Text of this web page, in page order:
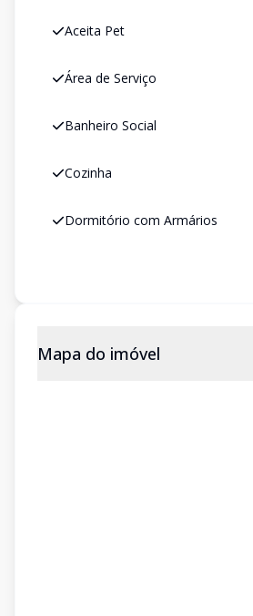
Aceita Pet
Área de Serviço
Banheiro Social
Cozinha
Dormitório com Armários
Mapa do imóvel